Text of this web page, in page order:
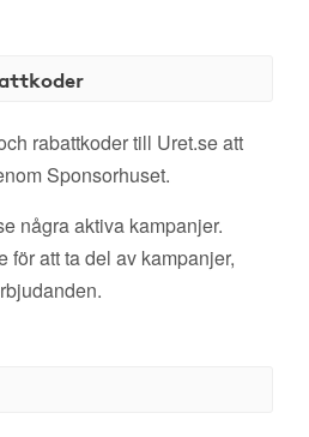
rabattkoder till Uret.se att
Sponsorhuset.
några aktiva kampanjer.
för att ta del av kampanjer,